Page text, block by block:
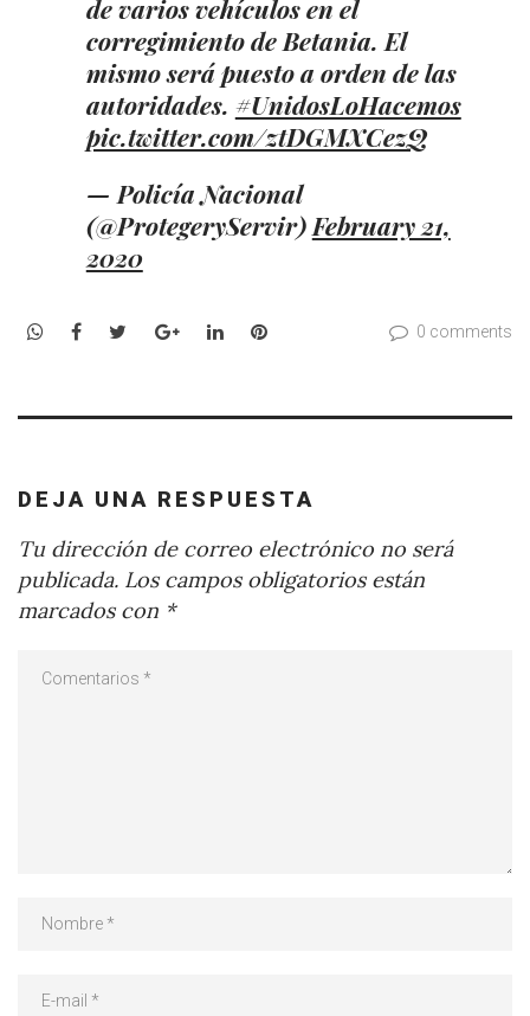
de varios vehículos en el
corregimiento de Betania. El
mismo será puesto a orden de las
autoridades. #UnidosLoHacemos
pic.twitter.com/ztDGMXCezQ
— Policía Nacional
(@ProtegeryServir) February 21,
2020
WhatsApp
Facebook
TwitterGoogle+LinkedInPinterest 0 comments
DEJA UNA RESPUESTA
Tu dirección de correo electrónico no será
publicada. Los campos obligatorios están
marcados con *